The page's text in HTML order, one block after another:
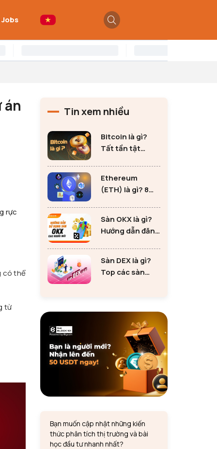
án
rực
có thể
từ
Tin xem nhiều
Bitcoin là gì?
Tất tần tật
Bitcoin
Ethereum
(ETH) là gì? 8
tư Ethereum
Sàn OKX là gì?
Hướng dẫn đăng
mới
Sàn DEX là gì?
Top các sàn
Bạn muốn cập nhật những kiến
thức phân tích thị trường và bài
học đầu tư nhanh nhất?